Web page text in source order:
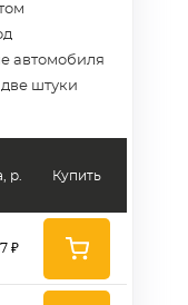
автомобиля
штуки
р.
₽
Купить